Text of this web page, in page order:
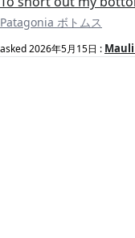
Patagonia ボトムス
asked2026年5月15日 :